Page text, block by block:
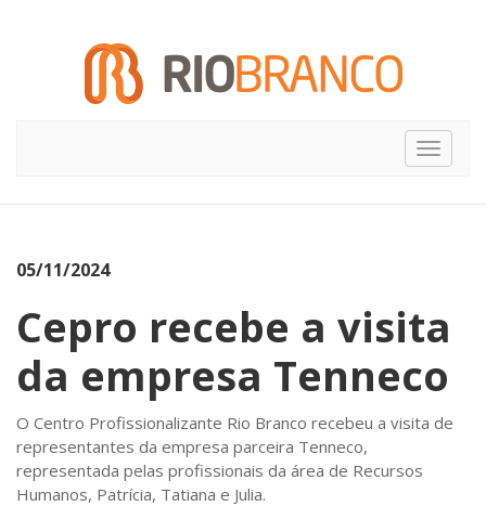
Toggle
05/11/2024
Cepro recebe a visita
da empresa Tenneco
O Centro Profissionalizante Rio Branco recebeu a visita de
representantes da empresa parceira Tenneco,
representada pelas profissionais da área de Recursos
Humanos, Patrícia, Tatiana e Julia.